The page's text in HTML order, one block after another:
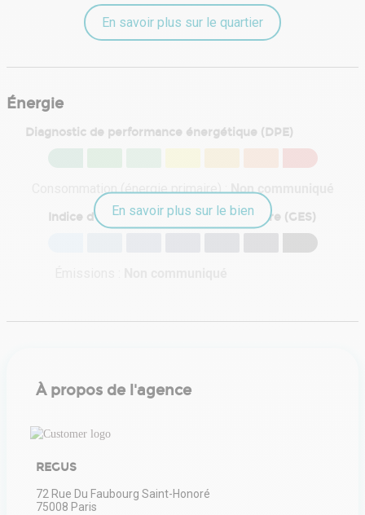
En savoir plus sur le quartier
Énergie
Diagnostic de performance énergétique (DPE)
Consommation (énergie primaire) :Non communiqué
Indice d'émission de gaz à effet de serre (GES)
En savoir plus sur le bien
À propos de l'agence
REGUS
72 Rue Du Faubourg Saint-Honoré
75008 Paris